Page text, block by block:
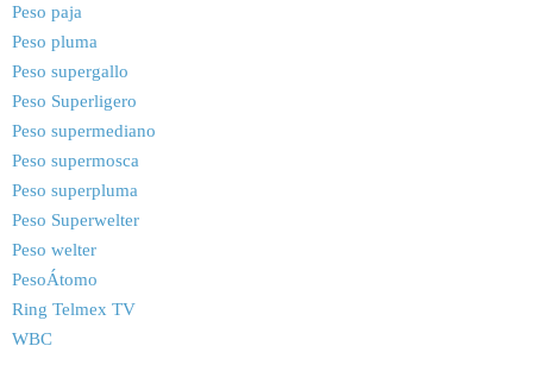
Peso paja
Peso pluma
Peso supergallo
Peso Superligero
Peso supermediano
Peso supermosca
Peso superpluma
Peso Superwelter
Peso welter
PesoÁtomo
Ring Telmex TV
WBC